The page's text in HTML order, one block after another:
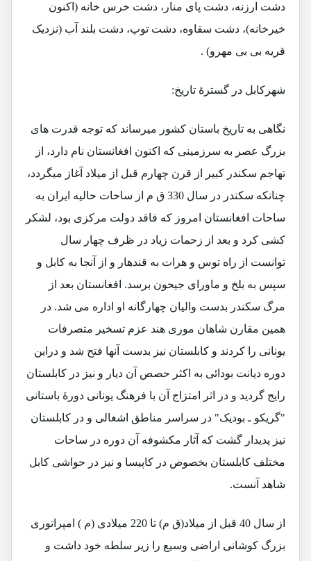
دشت ارزنه، دشت پای منار، دشت خرس خانه (اکنون
خیرخانه)، دشت سقاوه، دشت توپ، دشت بلند آب (نزدیک
قریه بی بی مهرو) .
شهرکابل در گسترۀ تاریخ:
نگاهی به تاریخ باستان کشور میرساند که توجه قدرت های
بزرگ عصر به سرزمینی که اکنون افغانستان نام دارد، از
تهاجم سکندر کبیر از قرن چهارم قبل از میلاد آغاز میگردد،
چنانکه سکندر در سال 330 ق م از ساحات حالیه ایران به
ساحات افغانستان امروز که فاقد دولت مرکزی بود، لشکر
کشی کرد و بعد از زحمات زیاد در ظرف چهار سال
توانست از راه توس و هرات به قندهار و از آنجا به کابل و
سپس به بلخ و ماورای جیحون برسد. افغانستان بعد از
مرگ سکندر بدست والیان چهارگانه او اداره می شد. در
همین مقارن شاهان موری هند عزم تسخیر متصرفات
یونانی را کردند و کابلستان نیز بدست آنها فتح شد و دراین
دوره دیانت بودائی به اکثر حصص آن دیار و نیز در کابلستان
رایج گردید و در اثر امتزاج آن با فرهنگ یونانی دورۀ باستانی
"گریکو ـ بودیک" در سراسر مناطق اشغالی و در کابلستان
نیز پدیدار گشت که آثار مکشوفه آن دوره در ساحات
مختلف کابلستان بخصوص در کاپیسا و نیز در حواشی کابل
شاهد آنست.
از سال 40 قبل از میلاد(ق م) تا 220 میلادی (م ) امپراتوری
بزرگ کوشانی اراضی وسیع را زیر سلطه خود داشت و